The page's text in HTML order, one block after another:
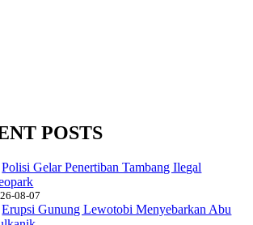
POSTS
Polisi Gelar Penertiban Tambang Ilegal
08-07
Erupsi Gunung Lewotobi Menyebarkan Abu